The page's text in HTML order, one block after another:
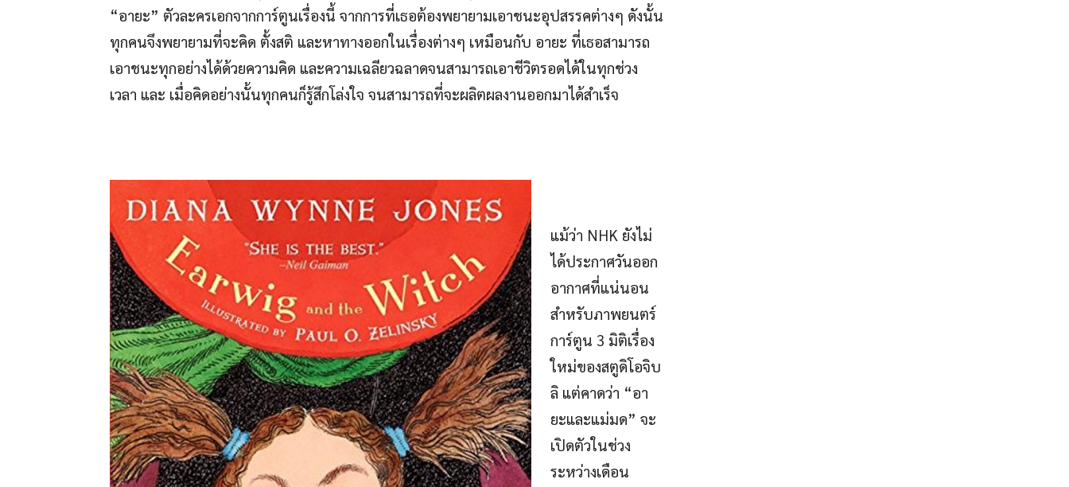
“อายะ” ตัวละครเอกจากการ์ตูนเรื่องนี้ จากการที่เธอต้องพยายามเอาชนะอุปสรรคต่างๆ ดังนั้น
ทุกคนจึงพยายามที่จะคิด ตั้งสติ และหาทางออกในเรื่องต่างๆ เหมือนกับ อายะ ที่เธอสามารถ
เอาชนะทุกอย่างได้ด้วยความคิด และความเฉลียวฉลาดจนสามารถเอาชีวิตรอดได้ในทุกช่วง
เวลา และ เมื่อคิดอย่างนั้นทุกคนก็รู้สึกโล่งใจ จนสามารถที่จะผลิตผลงานออกมาได้สำเร็จ
แม้ว่า NHK ยังไม่
ได้ประกาศวันออก
อากาศที่แน่นอน
สำหรับภาพยนตร์
การ์ตูน 3 มิติเรื่อง
ใหม่ของสตูดิโอจิบ
ลิ แต่คาดว่า “อา
ยะและแม่มด” จะ
เปิดตัวในช่วง
ระหว่างเดือน